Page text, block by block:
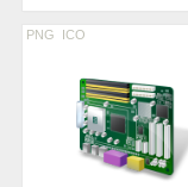
PNG ICO